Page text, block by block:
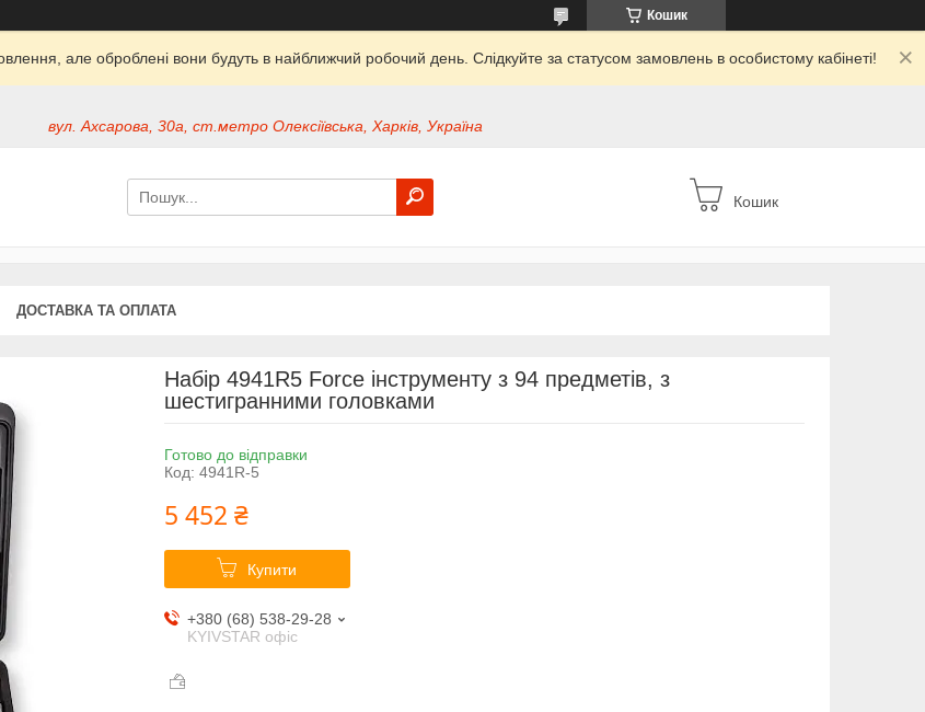
Кошик
але оброблені вони будуть в найближчий робочий день. Слідкуйте за статусом замовлень в особистому кабінеті!
вул. Ахсарова, 30а, ст.метро Олексіївська, Харків, Україна
Кошик
ДОСТАВКА ТА ОПЛАТА
Набір 4941R5 Force інструменту з 94 предметів, з
шестигранними головками
Готово до відправки
Код: 4941R-5
5 452 ₴
Купити
+380 (68) 538-29-28
KYIVSTAR офіс